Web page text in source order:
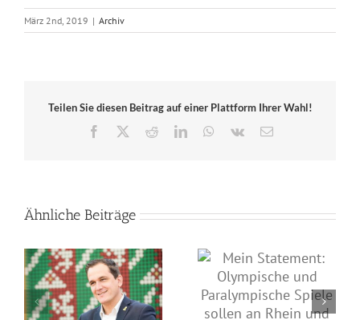
März 2nd, 2019 | Archiv
Teilen Sie diesen Beitrag auf einer Plattform Ihrer Wahl!
Facebook
RedditLinkedInWhatsApp
Vk
E-
Ähnliche Beiträge
Mein Statement:
Olympische und
Paralympische Spiele
Mein Statement zu den
Finals Rhein-Ruhr
2020